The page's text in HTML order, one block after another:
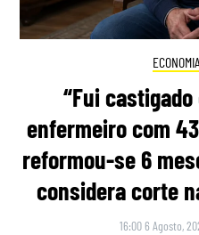
ECONOMIA
“Fui
enfermeiro com
reformou-se 6
considera corte
16:00 6 Agosto,